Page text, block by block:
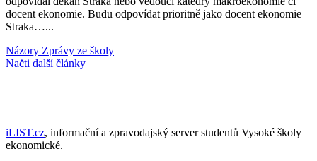
docent ekonomie. Budu odpovídat prioritně jako docent ekonomie
Straka…...
Názory Zprávy ze školy
Načti další články
iLIST.cz, informační a zpravodajský server studentů Vysoké školy
ekonomické.